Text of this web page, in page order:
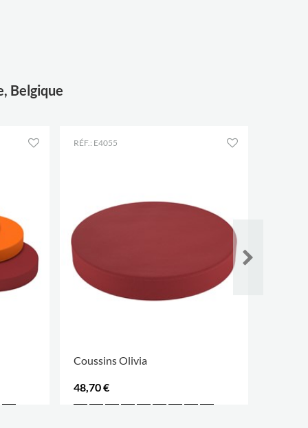
Belgique
RÉF.: E4055
Coussins Olivia
48,70 €